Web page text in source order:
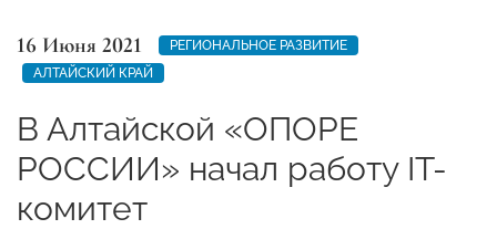
16 Июня 2021
РЕГИОНАЛЬНОЕ РАЗВИТИЕ
АЛТАЙСКИЙ КРАЙ
В Алтайской «ОПОРЕ
РОССИИ» начал работу IT-
комитет